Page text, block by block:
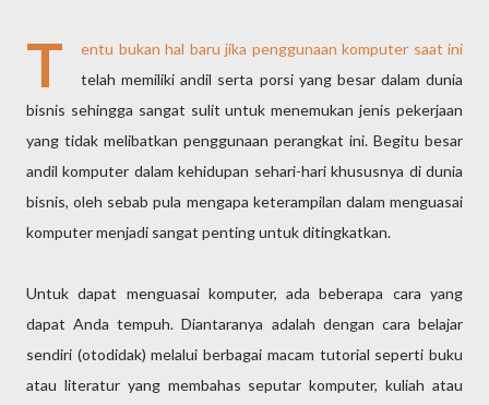
T
entu bukan hal baru jika penggunaan komputer saat ini
telah memiliki andil serta porsi yang besar dalam dunia
bisnis sehingga sangat sulit untuk menemukan jenis pekerjaan
yang tidak melibatkan penggunaan perangkat ini. Begitu besar
andil komputer dalam kehidupan sehari-hari khususnya di dunia
bisnis, oleh sebab pula mengapa keterampilan dalam menguasai
komputer menjadi sangat penting untuk ditingkatkan.
Untuk dapat menguasai komputer, ada beberapa cara yang
dapat Anda tempuh. Diantaranya adalah dengan cara belajar
sendiri (otodidak) melalui berbagai macam tutorial seperti buku
atau literatur yang membahas seputar komputer, kuliah atau